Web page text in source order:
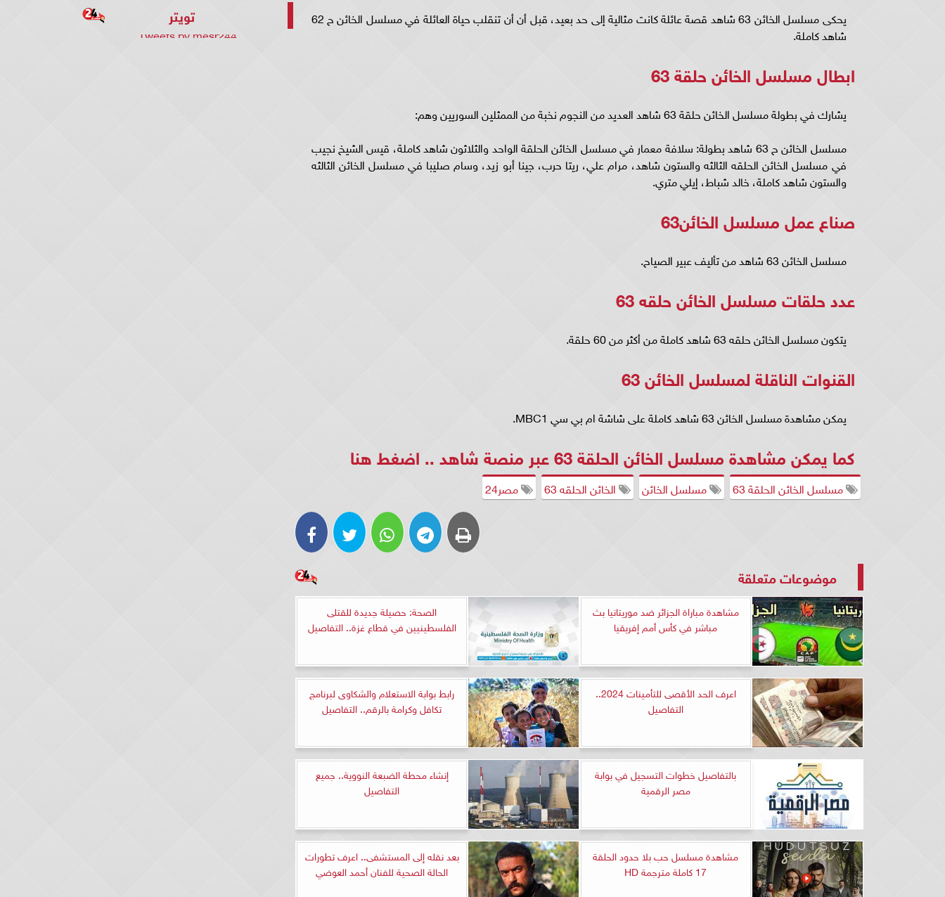
يحكى مسلسل الخائن 63 شاهد قصة عائلة كانت مثالية إلى حد بعيد، قبل أن أن تنقلب حياة العائلة في مسلسل الخائن ح 62
شاهد كاملة.
ابطال مسلسل الخائن حلقة 63
يشارك في بطولة مسلسل الخائن حلقة 63 شاهد العديد من النجوم نخبة من الممثلين السوريين وهم:
مسلسل الخائن ح 63 شاهد بطولة: سلافة معمار في مسلسل الخائن الحلقة الواحد والثلاثون شاهد كاملة، قيس الشيخ نجيب
في مسلسل الخائن الحلقه الثالثه والستون شاهد، مرام علي، ريتا حرب، جينا أبو زيد، وسام صليبا في مسلسل الخائن الثالثه
والستون شاهد كاملة، خالد شباط، إيلي متري.
صناع عمل مسلسل الخائن63
مسلسل الخائن 63 شاهد من تأليف عبير الصياح.
عدد حلقات مسلسل الخائن حلقه 63
يتكون مسلسل الخائن حلقه 63 شاهد كاملة من أكثر من 60 حلقة.
القنوات الناقلة لمسلسل الخائن 63
يمكن مشاهدة مسلسل الخائن 63 شاهد كاملة على شاشة ام بي سي MBC1.
كما يمكن مشاهدة مسلسل الخائن الحلقة 63 عبر منصة شاهد .. اضغط هنا
مسلسل الخائن الحلقة 63 مسلسل الخائن الخائن الحلقه 63 مصر24
موضوعات متعلقة
مشاهدة مباراة الجزائر ضد موريتانيا بث
مباشر في كأس أمم إفريقيا
الصحة: حصيلة جديدة للقتلى
الفلسطينيين في قطاع غزة.. التفاصيل
اعرف الحد الأقصى للتأمينات 2024..
التفاصيل
رابط بوابة الاستعلام والشكاوى لبرنامج
تكافل وكرامة بالرقم.. التفاصيل
بالتفاصيل خطوات التسجيل في بوابة
مصر الرقمية
إنشاء محطة الضبعة النووية.. جميع
التفاصيل
مشاهدة مسلسل حب بلا حدود الحلقة
17 كاملة مترجمة HD
بعد نقله إلى المستشفى.. اعرف تطورات
الحالة الصحية للفنان أحمد العوضي
تويتر
Tweets by mesr244